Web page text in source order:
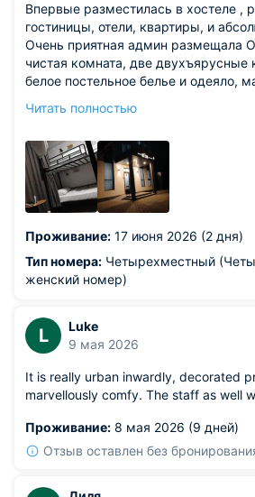
Впервые разместилась в хостеле ,
гостиницы, отели, квартиры, и
Очень приятная админ размещала
чистая комната, две двухъярусные
белое постельное белье и одеяло,
кабинки и туалет все чистое,
Интерьер современный, уютный,
диванчиками , плазма большая,
кофе, холодильник с напитками.
заселюсь сюда.
Читать полностью
Проживание: 17 июня 2026 (2 дня)
Тип номера: Четырехместный
женский номер)
L
Luke
9 мая 2026
It is really urban inwardly, decorated
marvellously comfy. The staff as well
Проживание: 8 мая 2026 (9 дней)
Отзыв оставлен без